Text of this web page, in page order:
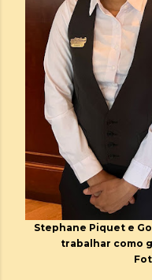
Stephane Piquet e
trabalhar como